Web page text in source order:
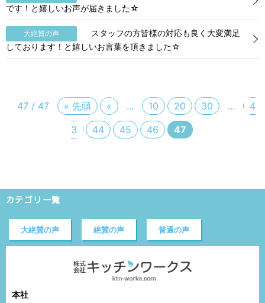
です！と嬉しいお声が届きました☆
大絶賛の声
スタッフの方皆様の対応も良く大変満足
しております！と嬉しいお言葉を頂きました☆
47 / 47 « 先頭 « ... 10 20 30 ...
4
3
44 45 46 47
カテゴリ一覧
大絶賛の声 絶賛の声 普通の声
本社